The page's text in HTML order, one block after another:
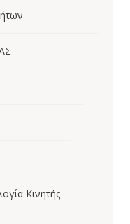
Κινητής